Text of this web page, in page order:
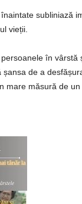
subliniază
vieții.
în vârstă
de a
mare măsură de un